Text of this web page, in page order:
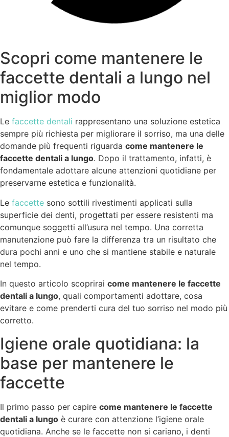
Scopri come mantenere le
faccette dentali a lungo nel
miglior modo
Le faccette dentali rappresentano una soluzione estetica
sempre più richiesta per migliorare il sorriso, ma una delle
domande più frequenti riguarda come mantenere le
faccette dentali a lungo. Dopo il trattamento, infatti, è
fondamentale adottare alcune attenzioni quotidiane per
preservarne estetica e funzionalità.
Le faccette sono sottili rivestimenti applicati sulla
superficie dei denti, progettati per essere resistenti ma
comunque soggetti all’usura nel tempo. Una corretta
manutenzione può fare la differenza tra un risultato che
dura pochi anni e uno che si mantiene stabile e naturale
nel tempo.
In questo articolo scoprirai come mantenere le faccette
dentali a lungo, quali comportamenti adottare, cosa
evitare e come prenderti cura del tuo sorriso nel modo più
corretto.
Igiene orale quotidiana: la
base per mantenere le
faccette
Il primo passo per capire come mantenere le faccette
dentali a lungo è curare con attenzione l’igiene orale
quotidiana. Anche se le faccette non si cariano, i denti